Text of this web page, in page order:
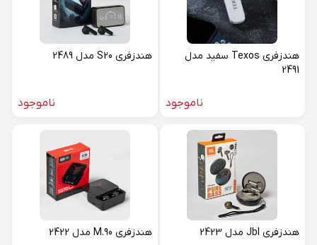
هندزفری Texos سفید مدل
2491
ناموجود
هندزفری S20 مدل 2489
ناموجود
هندزفری Jbl مدل 2423 هندزفری M.90 مدل 2422